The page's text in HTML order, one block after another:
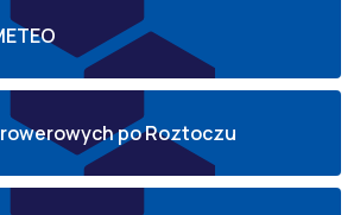
po Roztoczu